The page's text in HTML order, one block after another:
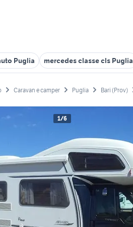
Puglia mercedes classe cls Puglia
Caravan e camper Puglia Bari (Prov)
1/6